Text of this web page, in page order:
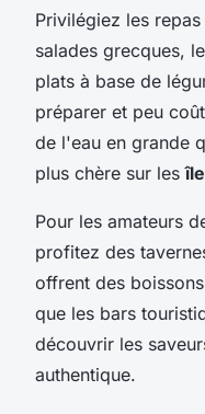
Privilégiez les
salades grecques,
plats à base de
préparer et peu
de l'eau en grande
plus chère sur les
Pour les amateurs
profitez des
offrent des
que les bars
découvrir les
authentique.